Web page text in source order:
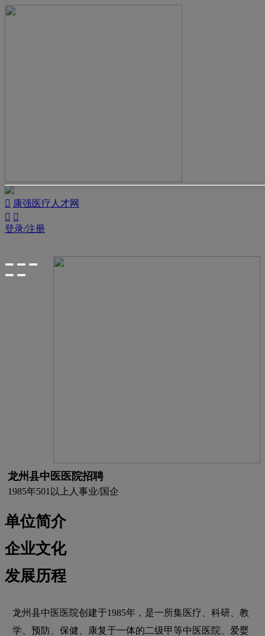
 康强医疗人才网
 
登录/注册
龙州县中医医院招聘
1985年501以上人 事业/国企
单位简介
企业文化
发展历程
龙州县中医医院创建于1985年，是一所集医疗、科研、教
学、预防、保健、康复于一体的二级甲等中医医院、爱婴